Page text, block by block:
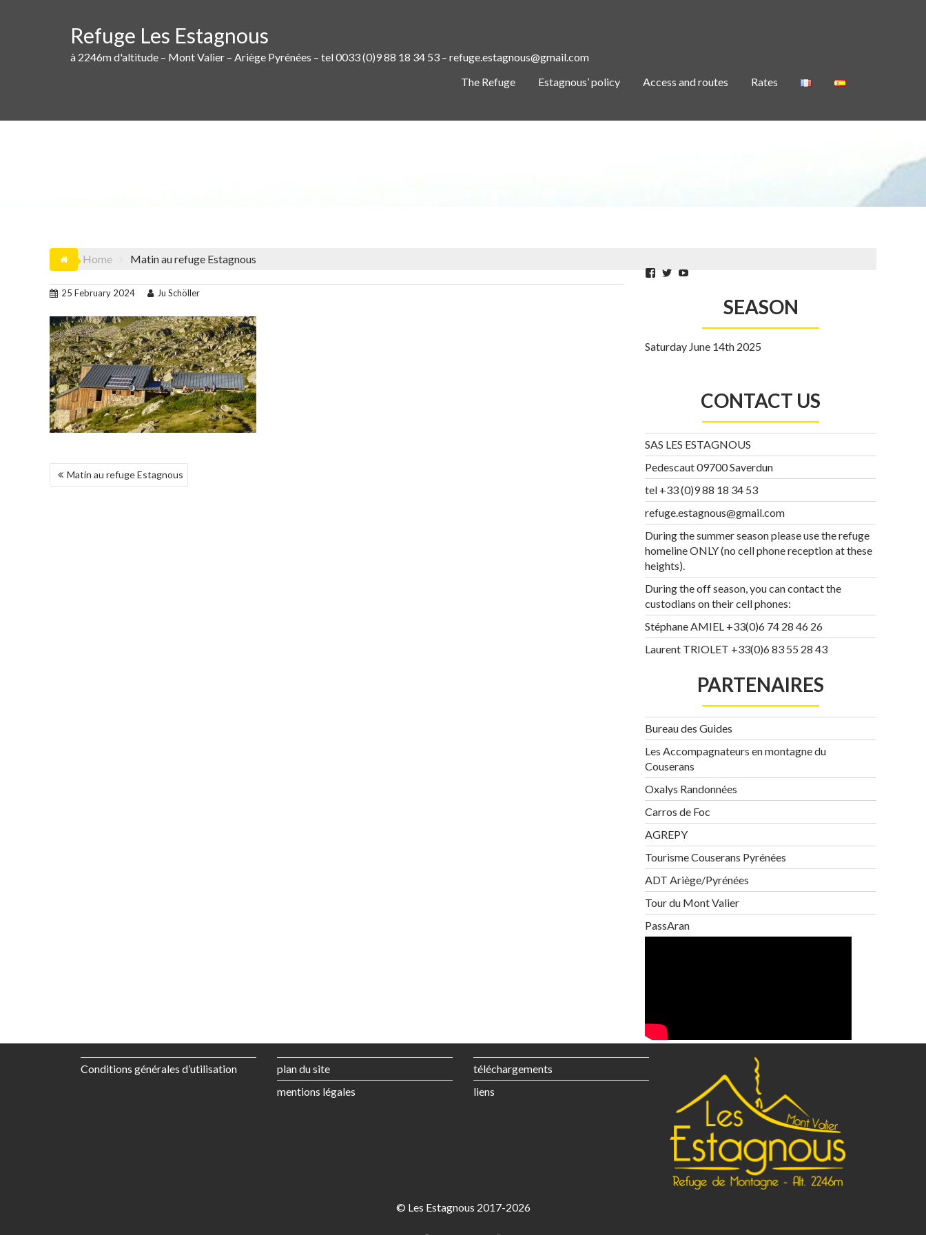
Refuge Les Estagnous
à 2246m d'altitude – Mont Valier – Ariège Pyrénées – tel 0033 (0)9 88 18 34 53 – refuge.estagnous@gmail.com
The Refuge
Estagnous’ policy Access and routes Rates
Home Matin au refuge Estagnous
25 February 2024 Ju Schöller
POST
NAVIGATION
Matin au refuge Estagnous
Facebook
Twitter
SEASON
Saturday June 14th 2025
CONTACT US
SAS LES ESTAGNOUS
Pedescaut 09700 Saverdun
tel +33 (0)9 88 18 34 53
refuge.estagnous@gmail.com
During the summer season please use the refuge
homeline ONLY (no cell phone reception at these
heights).
During the off season, you can contact the
custodians on their cell phones:
Stéphane AMIEL +33(0)6 74 28 46 26
Laurent TRIOLET +33(0)6 83 55 28 43
PARTENAIRES
Bureau des Guides
Les Accompagnateurs en montagne du
Couserans
Oxalys Randonnées
Carros de Foc
AGREPY
Tourisme Couserans Pyrénées
ADT Ariège/Pyrénées
Tour du Mont Valier
PassAran
Conditions générales d’utilisation
plan du site
mentions légales
téléchargements
liens
© Les Estagnous 2017-2026